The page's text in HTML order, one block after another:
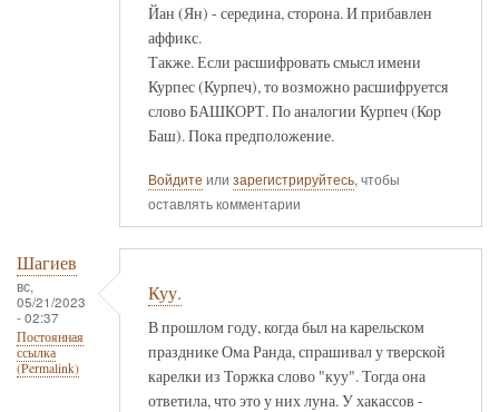
Йан (Ян) - середина, сторона. И прибавлен
аффикс.
Также. Если расшифровать смысл имени
Курпес (Курпеч), то возможно расшифруется
слово БАШКОРТ. По аналогии Курпеч (Кор
Баш). Пока предположение.
Войдите или зарегистрируйтесь, чтобы
оставлять комментарии
Шагиев
вс,
05/21/2023
- 02:37
Постоянная
ссылка
(Permalink)
Куу.
В прошлом году, когда был на карельском
празднике Ома Ранда, спрашивал у тверской
карелки из Торжка слово "куу". Тогда она
ответила, что это у них луна. У хакассов -